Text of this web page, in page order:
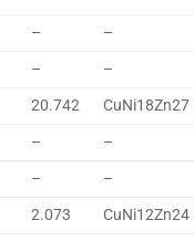
–
–
–
–
20.742
CuNi18Zn27
–
–
–
–
2.073
CuNi12Zn24